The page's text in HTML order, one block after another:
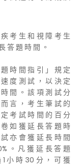
考 生 和 視 障 考 生
答 題 時 間 。
時 間 指 引 」 規 定
度 測 試 ， 以 決 定
間 。 該 項 測 試 分
言 ， 考 生 筆 試 的
考 試 時 間 的 百 分
如 獲 延 長 答 題 時
亦 會 獲 延 長 時 間
。 凡 獲 延 長 答 題
小 時 30 分 ， 可 獲